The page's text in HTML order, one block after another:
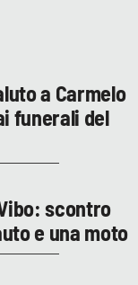
a Carmelo
funerali del
scontro
e una moto